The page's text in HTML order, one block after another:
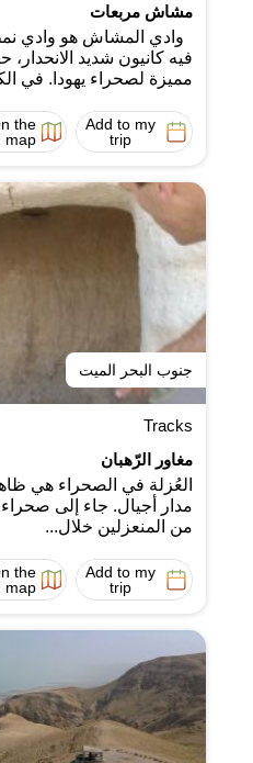
مشاش مربعات
وادي المشاش هو وادي
فيه كانيون شديد الانحدار،
مميزة لصحراء يهودا. في
Add to my
trip
the
map
جنوب البحر الميت
Tracks
مغاور الرّهبان
العُزلة في الصحراء هي
مدار أجيال. جاء إلى صحراء
من المنعزلين خلال...
Add to my
trip
the
map